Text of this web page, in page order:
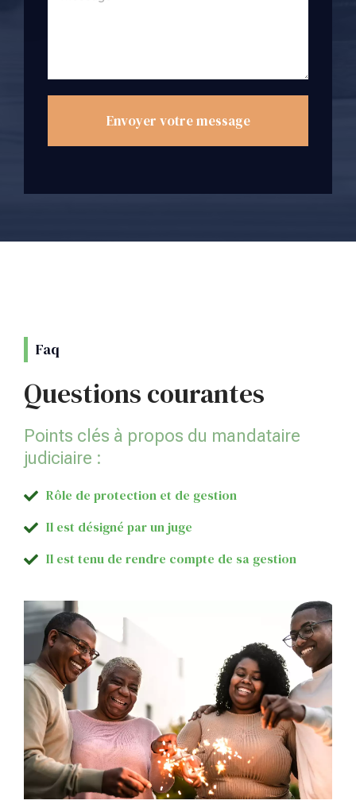
Envoyer votre message
Faq
Questions courantes
Points clés à propos du mandataire
judiciaire :
Rôle de protection et de gestion
Il est désigné par un juge
Il est tenu de rendre compte de sa gestion